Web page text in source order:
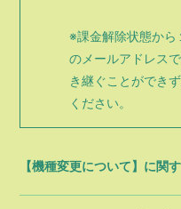
※課金解除状態から
のメールアドレス
き継ぐことができ
ください。
【機種変更について】に関